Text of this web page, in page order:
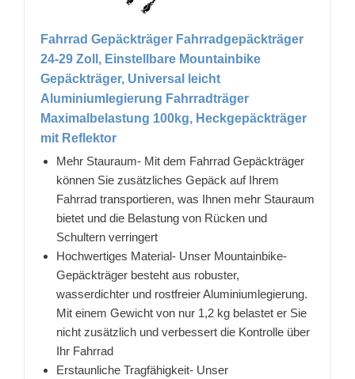
Fahrrad Gepäckträger Fahrradgepäckträger
24-29 Zoll, Einstellbare Mountainbike
Gepäckträger, Universal leicht
Aluminiumlegierung Fahrradträger
Maximalbelastung 100kg, Heckgepäckträger
mit Reflektor
Mehr Stauraum- Mit dem Fahrrad Gepäckträger
können Sie zusätzliches Gepäck auf Ihrem
Fahrrad transportieren, was Ihnen mehr Stauraum
bietet und die Belastung von Rücken und
Schultern verringert
Hochwertiges Material- Unser Mountainbike-
Gepäckträger besteht aus robuster,
wasserdichter und rostfreier Aluminiumlegierung.
Mit einem Gewicht von nur 1,2 kg belastet er Sie
nicht zusätzlich und verbessert die Kontrolle über
Ihr Fahrrad
Erstaunliche Tragfähigkeit- Unser